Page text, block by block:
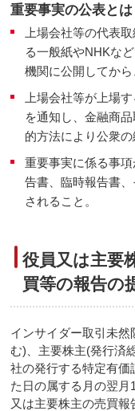
重要事実の公表とは
上場会社等の代表
る一般紙やNHKな
機関に公開してから
上場会社等が上場
を通知し、金融商
的方法により公衆の
重要事実に係る事
告書、臨時報告書
されること。
役員又は主要
買等の報告の
インサイダー取引未
む)、主要株主(発行済
社の発行する特定有価
た日の属する月の翌月
又は主要株主の売買